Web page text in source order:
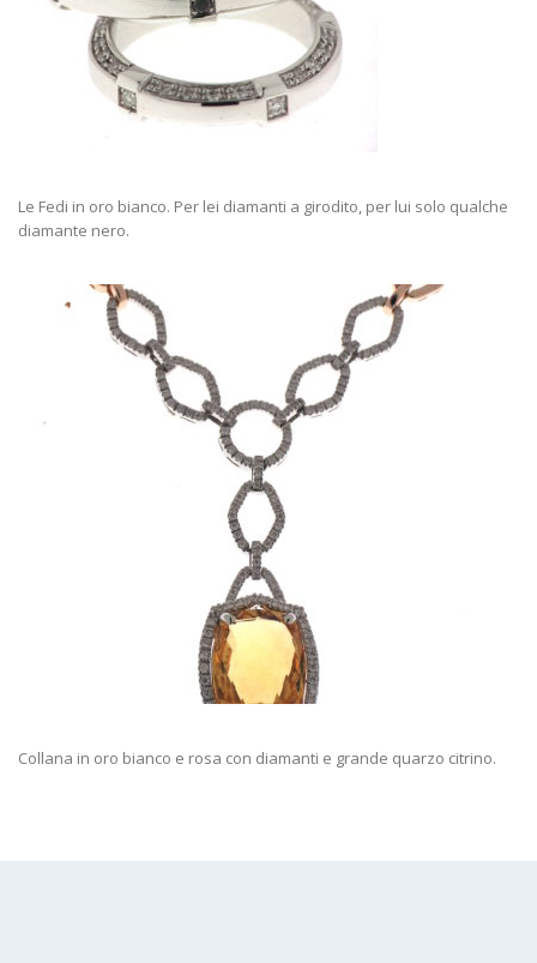
Le Fedi in oro bianco. Per lei diamanti a girodito, per lui solo qualche
diamante nero.
Collana in oro bianco e rosa con diamanti e grande quarzo citrino.